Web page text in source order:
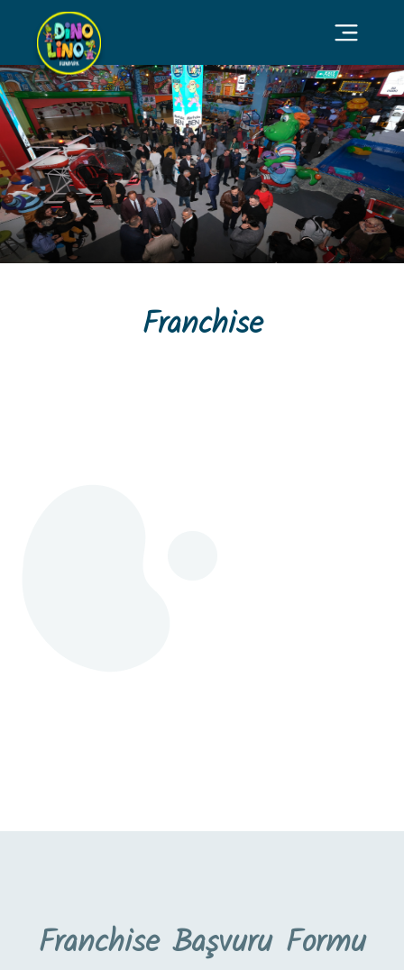
Franchise
Franchise Başvuru Formu